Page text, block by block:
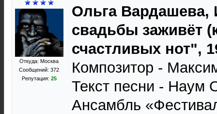
Откуда: Москва
Сообщений: 372
Репутация: 25
Ольга Вардашева,
свадьбы заживёт
счастливых нот",
Композитор -
Текст песни - Наум
Ансамбль